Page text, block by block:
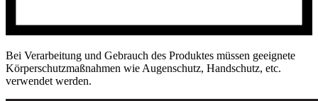
Bei Verarbeitung und Gebrauch des Produktes müssen geeignete
Körperschutzmaßnahmen wie Augenschutz, Handschutz, etc.
verwendet werden.